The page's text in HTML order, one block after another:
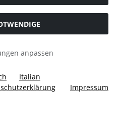
anpassen
Italian
Impressum